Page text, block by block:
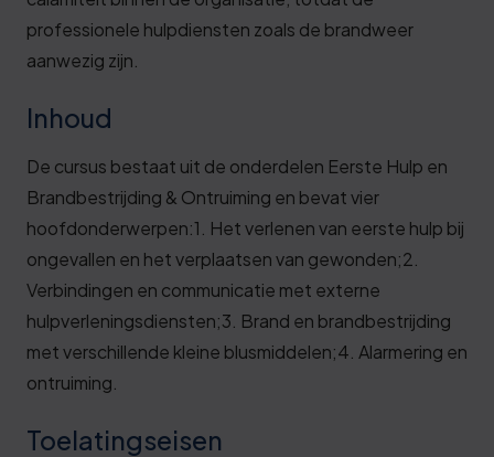
professionele hulpdiensten zoals de brandweer
aanwezig zijn.
Inhoud
De cursus bestaat uit de onderdelen Eerste Hulp en
Brandbestrijding & Ontruiming en bevat vier
hoofdonderwerpen:1. Het verlenen van eerste hulp bij
ongevallen en het verplaatsen van gewonden;2.
Verbindingen en communicatie met externe
hulpverleningsdiensten;3. Brand en brandbestrijding
met verschillende kleine blusmiddelen;4. Alarmering en
ontruiming.
Toelatingseisen